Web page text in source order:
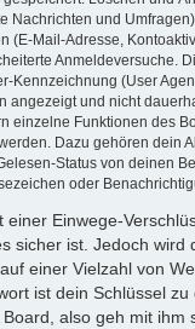
Nachrichten und
(E-Mail-Adresse,
Anmeldeversuche.
Kennzeichnung (User
angezeigt und nicht
einzelne Funktionen des
Dazu gehören dein
Status von deinen
oder
einer Einwege-
sicher ist. Jedoch wird
einer Vielzahl von
ist dein Schlüssel zu
also geh mit ihm